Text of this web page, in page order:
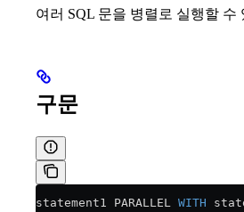
여러 SQL 문을 병렬로 실행할 수
구문
statement1 PARALLEL WITH